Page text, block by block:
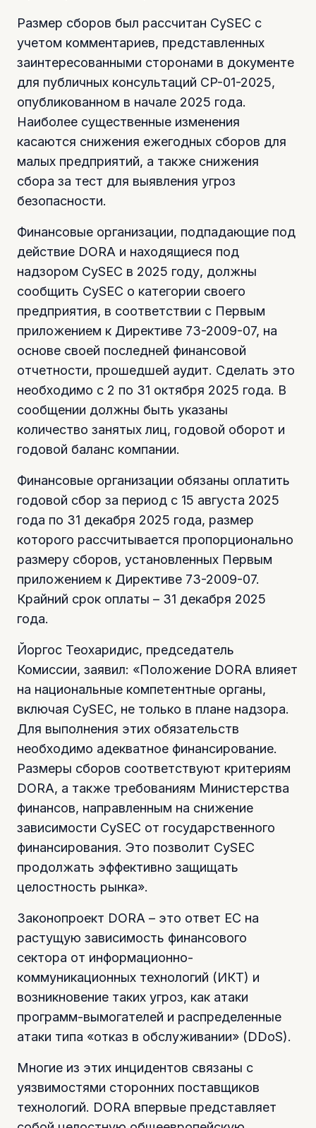
Размер сборов был рассчитан CySEC с
учетом комментариев, представленных
заинтересованными сторонами в документе
для публичных консультаций CP-01-2025,
опубликованном в начале 2025 года.
Наиболее существенные изменения
касаются снижения ежегодных сборов для
малых предприятий, а также снижения
сбора за тест для выявления угроз
безопасности.
Финансовые организации, подпадающие под
действие DORA и находящиеся под
надзором CySEC в 2025 году, должны
сообщить CySEC о категории своего
предприятия, в соответствии с Первым
приложением к Директиве 73-2009-07, на
основе своей последней финансовой
отчетности, прошедшей аудит. Сделать это
необходимо с 2 по 31 октября 2025 года. В
сообщении должны быть указаны
количество занятых лиц, годовой оборот и
годовой баланс компании.
Финансовые организации обязаны оплатить
годовой сбор за период с 15 августа 2025
года по 31 декабря 2025 года, размер
которого рассчитывается пропорционально
размеру сборов, установленных Первым
приложением к Директиве 73-2009-07.
Крайний срок оплаты – 31 декабря 2025
года.
Йоргос Теохаридис, председатель
Комиссии, заявил: «Положение DORA влияет
на национальные компетентные органы,
включая CySEC, не только в плане надзора.
Для выполнения этих обязательств
необходимо адекватное финансирование.
Размеры сборов соответствуют критериям
DORA, а также требованиям Министерства
финансов, направленным на снижение
зависимости CySEC от государственного
финансирования. Это позволит CySEC
продолжать эффективно защищать
целостность рынка».
Законопроект DORA – это ответ ЕС на
растущую зависимость финансового
сектора от информационно-
коммуникационных технологий (ИКТ) и
возникновение таких угроз, как атаки
программ-вымогателей и распределенные
атаки типа «отказ в обслуживании» (DDoS).
Многие из этих инцидентов связаны с
уязвимостями сторонних поставщиков
технологий. DORA впервые представляет